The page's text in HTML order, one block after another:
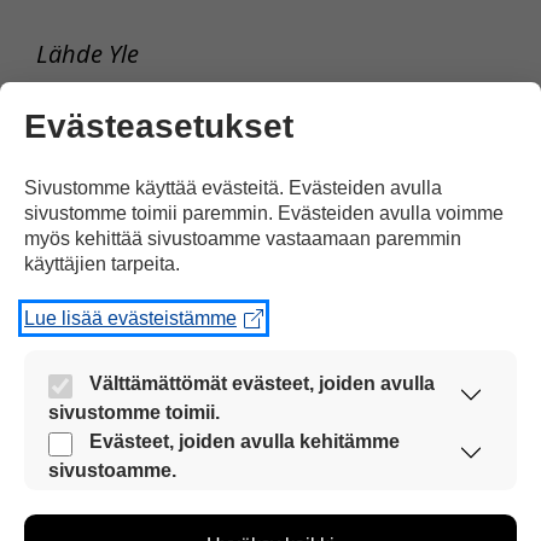
Lähde Yle
Tulosta uutinen
Jaa Facebookissa
Kommentoi
Evästeasetukset
Sivustomme käyttää evästeitä. Evästeiden avulla
sivustomme toimii paremmin. Evästeiden avulla voimme
myös kehittää sivustoamme vastaamaan paremmin
käyttäjien tarpeita.
Lue lisää evästeistämme
Välttämättömät evästeet, joiden avulla
sivustomme toimii.
Nämä evästeet ovat aina käytössä, jotta
sivustoamme voi käyttää sujuvasti ja turvallisesti.
Evästeet, joiden avulla kehitämme
sivustoamme.